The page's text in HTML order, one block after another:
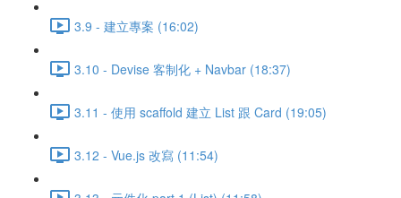
3.9 - 建立專案 (16:02)
3.10 - Devise 客制化 + Navbar (18:37)
3.11 - 使用 scaffold 建立 List 跟 Card (19:05)
3.12 - Vue.js 改寫 (11:54)